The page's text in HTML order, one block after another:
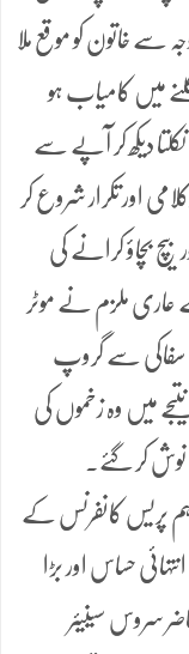
خاتون کو موقع ملا
میں کامیاب ہو
دیکھ کر آپے سے
اور تکرار شروع کر
بچاؤ کرانے کی
عاری ملزم نے موٹر
سفاکی سے گروپ
میں وہ زخموں کی
کر گئے۔
پریس کانفرنس کے
حساس اور بڑا
منٹ پر ایک حاضر سروس سینیئر